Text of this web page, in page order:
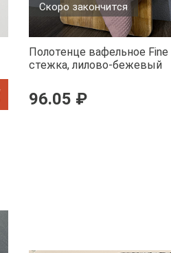
Скоро закончится
Полотенце вафельное Fine
стежка, лилово-бежевый
96.05 ₽